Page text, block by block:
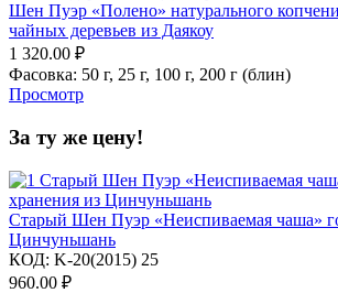
Шен Пуэр «Полено» натурального
чайных деревьев из Даякоу
1 320.00 ₽
Фасовка: 50 г, 25 г, 100 г, 200 г (блин)
Просмотр
За ту же цену!
Старый Шен Пуэр «Неиспиваемая чаша»
Цинчуньшань
КОД: K-20(2015) 25
960.00 ₽